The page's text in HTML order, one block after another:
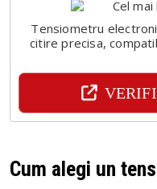
Tensiometru
citire precisa,
Cum alegi un